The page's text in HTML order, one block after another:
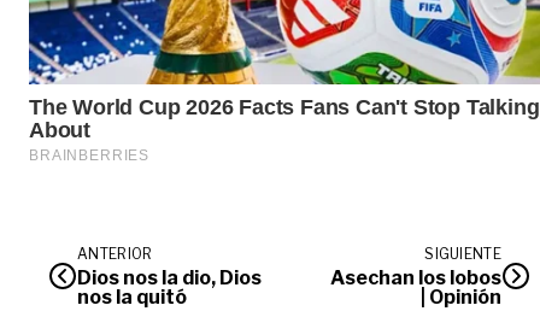
ANTERIOR
Dios nos la dio, Dios
nos la quitó
SIGUIENTE
Asechan los lobos
| Opinión